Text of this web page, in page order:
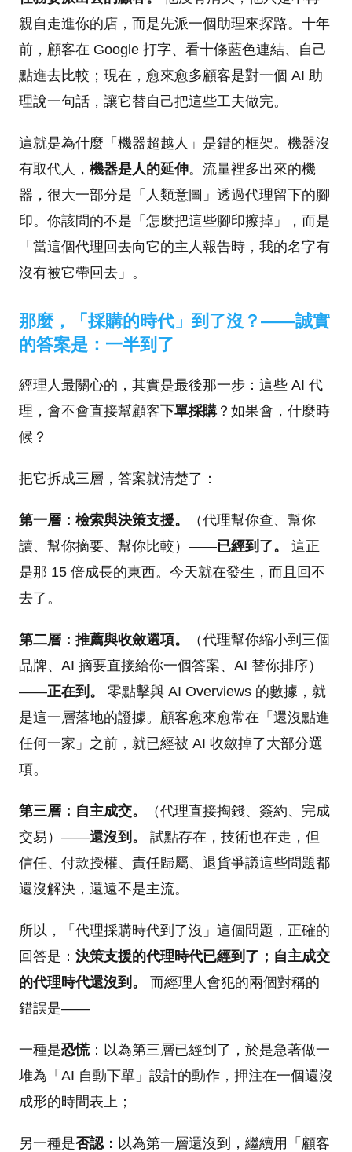
親自走進你的店，而是先派一個助理來探路。十年
前，顧客在 Google 打字、看十條藍色連結、自己
點進去比較；現在，愈來愈多顧客是對一個 AI 助
理說一句話，讓它替自己把這些工夫做完。
這就是為什麼「機器超越人」是錯的框架。機器沒
有取代人， 機器是人的延伸。流量裡多出來的機
器，很大一部分是「人類意圖」透過代理留下的腳
印。你該問的不是「怎麼把這些腳印擦掉」，而是
「當這個代理回去向它的主人報告時，我的名字有
沒有被它帶回去」。
那麼，「採購的時代」到了沒？——誠實
的答案是：一半到了
經理人最關心的，其實是最後那一步：這些 AI 代
理，會不會直接幫顧客下單採購？如果會，什麼時
候？
把它拆成三層，答案就清楚了：
第一層：檢索與決策支援。
（代理幫你查、幫你
讀、幫你摘要、幫你比較）——已經到了。
這正
是那 15 倍成長的東西。今天就在發生，而且回不
去了。
第二層：推薦與收斂選項。
（代理幫你縮小到三個
品牌、AI 摘要直接給你一個答案、AI 替你排序）
——正在到。
零點擊與 AI Overviews 的數據，就
是這一層落地的證據。顧客愈來愈常在「還沒點進
任何一家」之前，就已經被 AI 收斂掉了大部分選
項。
第三層：自主成交。
（代理直接掏錢、簽約、完成
交易）——還沒到。
試點存在，技術也在走，但
信任、付款授權、責任歸屬、退貨爭議這些問題都
還沒解決，還遠不是主流。
所以，「代理採購時代到了沒」這個問題，正確的
回答是： 決策支援的代理時代已經到了；自主成交
的代理時代還沒到。
而經理人會犯的兩個對稱的
錯誤是——
一種是恐慌：以為第三層已經到了，於是急著做一
堆為「AI 自動下單」設計的動作，押注在一個還沒
成形的時間表上；
另一種是否認：以為第一層還沒到，繼續用「顧客